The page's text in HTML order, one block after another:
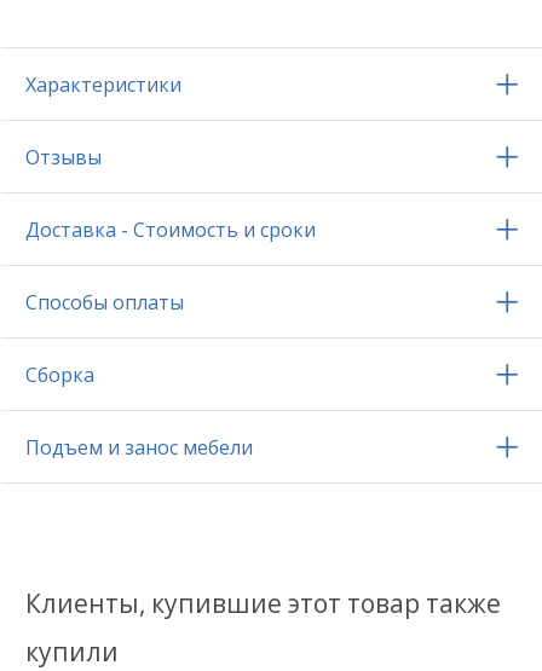
Характеристики
Отзывы
Доставка - Стоимость и сроки
Способы оплаты
Сборка
Подъем и занос мебели
Клиенты, купившие этот товар также
купили